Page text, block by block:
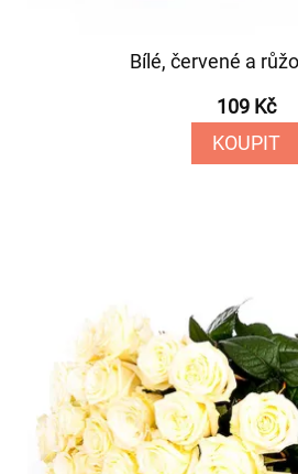
Bílé, červené a
109 Kč
KOUPIT